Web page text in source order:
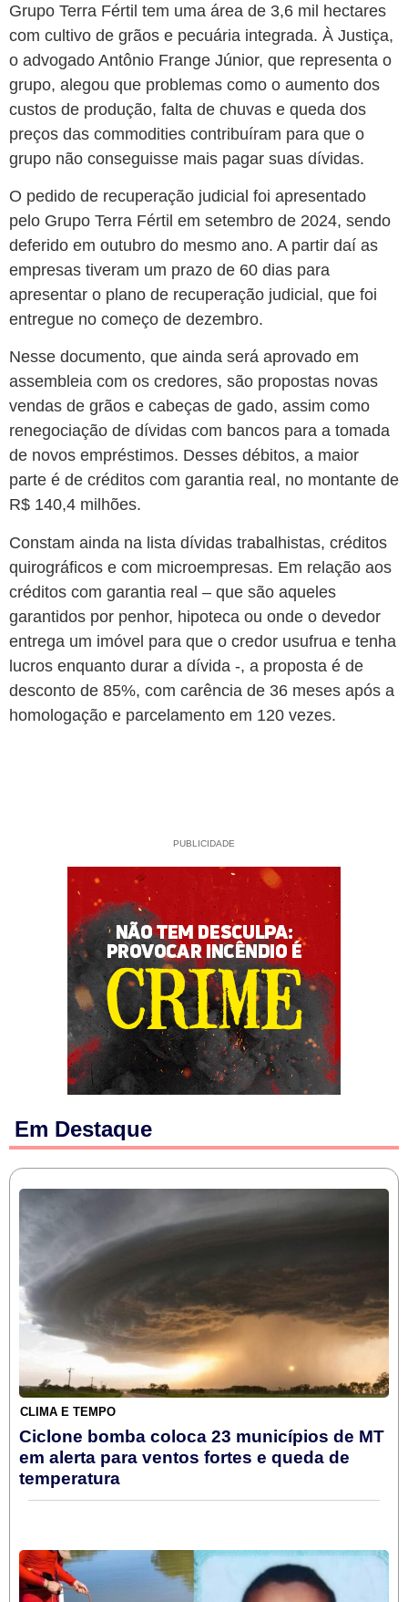
Grupo Terra Fértil tem uma área de 3,6 mil hectares
com cultivo de grãos e pecuária integrada. À Justiça,
o advogado Antônio Frange Júnior, que representa o
grupo, alegou que problemas como o aumento dos
custos de produção, falta de chuvas e queda dos
preços das commodities contribuíram para que o
grupo não conseguisse mais pagar suas dívidas.
O pedido de recuperação judicial foi apresentado
pelo Grupo Terra Fértil em setembro de 2024, sendo
deferido em outubro do mesmo ano. A partir daí as
empresas tiveram um prazo de 60 dias para
apresentar o plano de recuperação judicial, que foi
entregue no começo de dezembro.
Nesse documento, que ainda será aprovado em
assembleia com os credores, são propostas novas
vendas de grãos e cabeças de gado, assim como
renegociação de dívidas com bancos para a tomada
de novos empréstimos. Desses débitos, a maior
parte é de créditos com garantia real, no montante de
R$ 140,4 milhões.
Constam ainda na lista dívidas trabalhistas, créditos
quirográficos e com microempresas. Em relação aos
créditos com garantia real – que são aqueles
garantidos por penhor, hipoteca ou onde o devedor
entrega um imóvel para que o credor usufrua e tenha
lucros enquanto durar a dívida -, a proposta é de
desconto de 85%, com carência de 36 meses após a
homologação e parcelamento em 120 vezes.
PUBLICIDADE
Em Destaque
CLIMA E TEMPO
Ciclone bomba coloca 23 municípios de MT
em alerta para ventos fortes e queda de
temperatura